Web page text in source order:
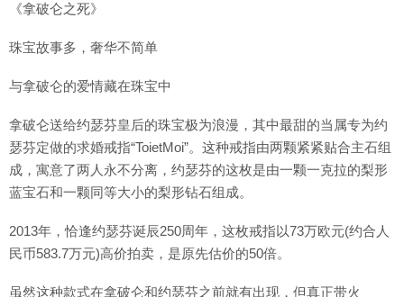
《拿破仑之死》
珠宝故事多，奢华不简单
与拿破仑的爱情藏在珠宝中
拿破仑送给约瑟芬皇后的珠宝极为浪漫，其中最甜的当属专为约
瑟芬定做的求婚戒指“ToietMoi”。这种戒指由两颗紧紧贴合主石组
成，寓意了两人永不分离，约瑟芬的这枚是由一颗一克拉的梨形
蓝宝石和一颗同等大小的梨形钻石组成。
2013年，恰逢约瑟芬诞辰250周年，这枚戒指以73万欧元(约合人
民币583.7万元)高价拍卖，是原先估价的50倍。
虽然这种款式在拿破仑和约瑟芬之前就有出现，但真正带火